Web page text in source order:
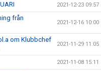
2021-12-23 09:57
från
2021-12-16 10:00
om Klubbchef
2021-11-29 11:05
2021-11-08 15:11